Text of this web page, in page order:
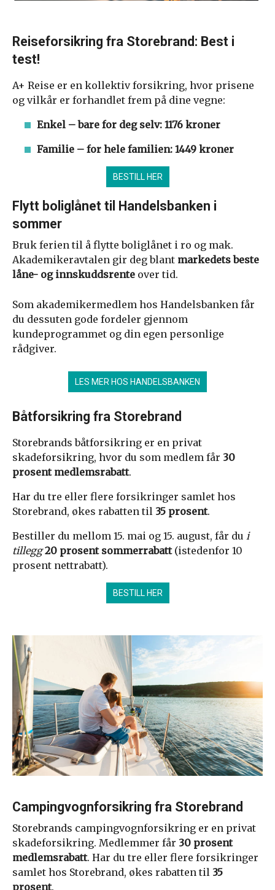
Reiseforsikring fra Storebrand: Best i
test!
A+ Reise er en kollektiv forsikring, hvor prisene
og vilkår er forhandlet frem på dine vegne:
Enkel – bare for deg selv: 1176 kroner
Familie – for hele familien: 1449 kroner
BESTILL HER
Flytt boliglånet til Handelsbanken i
sommer
Bruk ferien til å flytte boliglånet i ro og mak.
Akademikeravtalen gir deg blant markedets beste
låne- og innskuddsrente over tid.
Som akademikermedlem hos Handelsbanken får
du dessuten gode fordeler gjennom
kundeprogrammet og din egen personlige
rådgiver.
LES MER HOS HANDELSBANKEN
Båtforsikring fra Storebrand
Storebrands båtforsikring er en privat
skadeforsikring, hvor du som medlem får 30
prosent medlemsrabatt.
Har du tre eller flere forsikringer samlet hos
Storebrand, økes rabatten til 35 prosent.
Bestiller du mellom 15. mai og 15. august, får du i
tillegg 20 prosent sommerrabatt(istedenfor 10
prosent nettrabatt).
BESTILL HER
Campingvognforsikring fra Storebrand
Storebrands campingvognforsikring er en privat
skadeforsikring. Medlemmer får 30 prosent
medlemsrabatt. Har du tre eller flere forsikringer
samlet hos Storebrand, økes rabatten til 35
prosent.